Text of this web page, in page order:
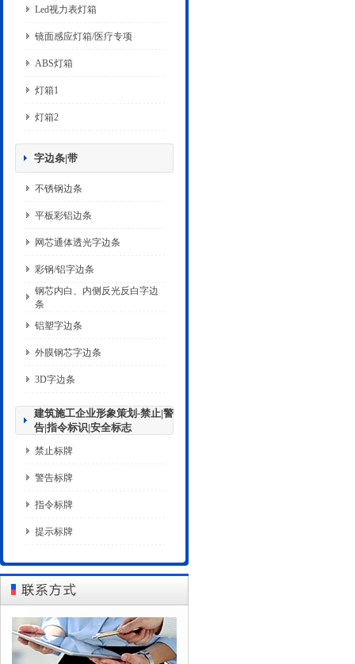
Led视力表灯箱
镜面感应灯箱/医疗专项
ABS灯箱
灯箱1
灯箱2
字边条|带
不锈钢边条
平板彩铝边条
网芯通体透光字边条
彩钢/铝字边条
钢芯内白、内侧反光反白字边
条
铝塑字边条
外膜钢芯字边条
3D字边条
建筑施工企业形象策划-禁止|警
告|指令标识|安全标志
禁止标牌
警告标牌
指令标牌
提示标牌